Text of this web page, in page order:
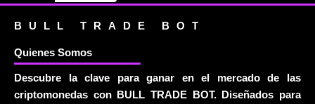
la
página
BULL TRADE BOT
Quienes Somos
Descubre la clave para ganar en el mercado de las
criptomonedas con BULL TRADE BOT. Diseñados para